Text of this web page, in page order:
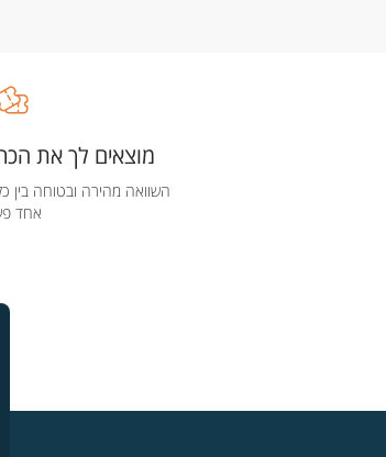
מוצאים לך את
השוואה מהירה ובטוחה בין
אחד